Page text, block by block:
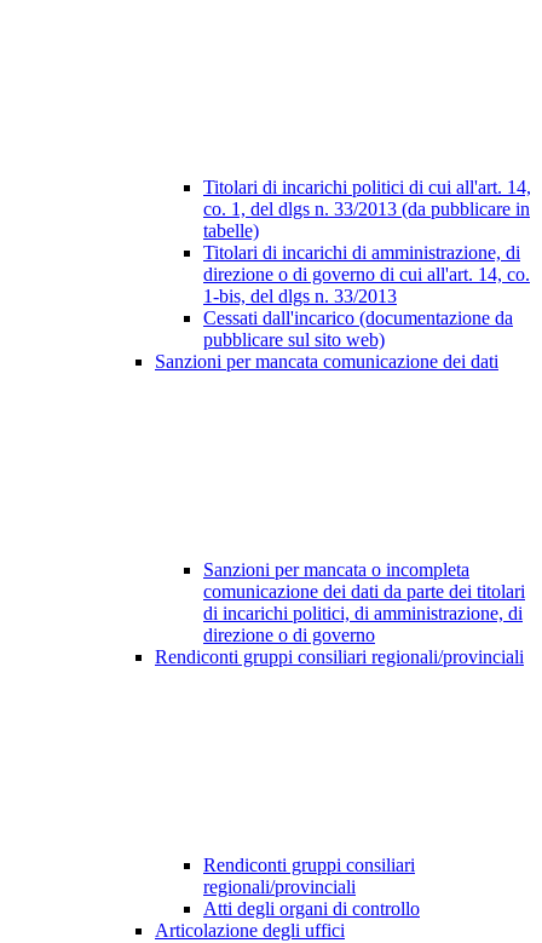
Titolari di incarichi politici di cui all'art. 14,
co. 1, del dlgs n. 33/2013 (da pubblicare in
tabelle)
Titolari di incarichi di amministrazione, di
direzione o di governo di cui all'art. 14, co.
1-bis, del dlgs n. 33/2013
Cessati dall'incarico (documentazione da
pubblicare sul sito web)
Sanzioni per mancata comunicazione dei dati
Sanzioni per mancata o incompleta
comunicazione dei dati da parte dei titolari
di incarichi politici, di amministrazione, di
direzione o di governo
Rendiconti gruppi consiliari regionali/provinciali
Rendiconti gruppi consiliari
regionali/provinciali
Atti degli organi di controllo
Articolazione degli uffici